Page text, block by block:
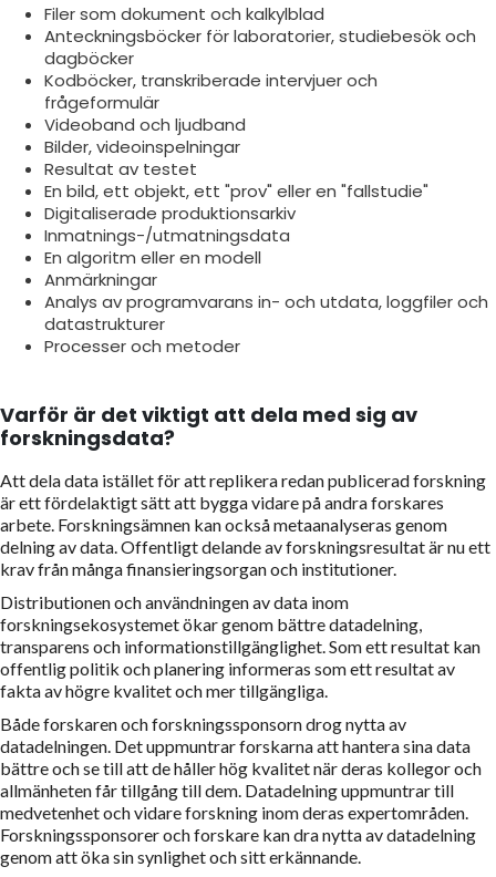
Filer som dokument och kalkylblad
Anteckningsböcker för laboratorier, studiebesök och
dagböcker
Kodböcker, transkriberade intervjuer och
frågeformulär
Videoband och ljudband
Bilder, videoinspelningar
Resultat av testet
En bild, ett objekt, ett "prov" eller en "fallstudie"
Digitaliserade produktionsarkiv
Inmatnings-/utmatningsdata
En algoritm eller en modell
Anmärkningar
Analys av programvarans in- och utdata, loggfiler och
datastrukturer
Processer och metoder
Varför är det viktigt att dela med sig av
forskningsdata?
Att dela data istället för att replikera redan publicerad forskning
är ett fördelaktigt sätt att bygga vidare på andra forskares
arbete. Forskningsämnen kan också metaanalyseras genom
delning av data. Offentligt delande av forskningsresultat är nu ett
krav från många finansieringsorgan och institutioner.
Distributionen och användningen av data inom
forskningsekosystemet ökar genom bättre datadelning,
transparens och informationstillgänglighet. Som ett resultat kan
offentlig politik och planering informeras som ett resultat av
fakta av högre kvalitet och mer tillgängliga.
Både forskaren och forskningssponsorn drog nytta av
datadelningen. Det uppmuntrar forskarna att hantera sina data
bättre och se till att de håller hög kvalitet när deras kollegor och
allmänheten får tillgång till dem. Datadelning uppmuntrar till
medvetenhet och vidare forskning inom deras expertområden.
Forskningssponsorer och forskare kan dra nytta av datadelning
genom att öka sin synlighet och sitt erkännande.